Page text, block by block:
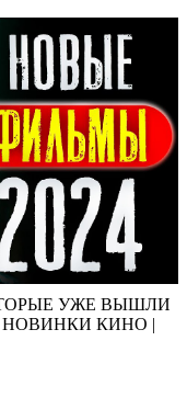
УЖЕ ВЫШЛИ
КИНО |